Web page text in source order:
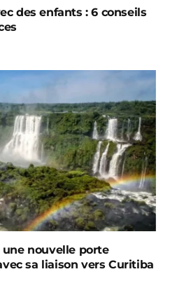
des enfants : 6 conseils
nouvelle porte
sa liaison vers Curitiba